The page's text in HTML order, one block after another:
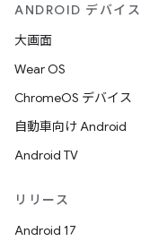
ANDROID デバイス
大画面
Wear OS
ChromeOS デバイス
自動車向け Android
Android TV
リリース
Android 17